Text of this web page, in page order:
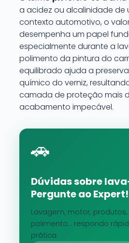
a acidez ou alcalinidade de
contexto automotivo, o
desempenha um papel
especialmente durante a
polimento da pintura do
equilibrado ajuda a
químico do verniz,
camada de proteção mais
acabamento impecável.
🚗
Dúvidas sobre
Pergunte ao Expert!
Lavagem, motor,
polimento... respondo
prática.